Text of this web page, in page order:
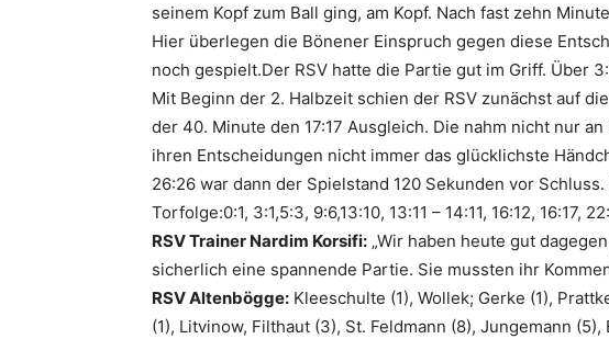
seinem Kopf zum Ball ging, am Kopf. Nach fast zehn
Hier überlegen die Bönener Einspruch gegen diese
noch gespielt.Der RSV hatte die Partie gut im Griff. Über
Mit Beginn der 2. Halbzeit schien der RSV zunächst auf
der 40. Minute den 17:17 Ausgleich. Die nahm nicht nur
ihren Entscheidungen nicht immer das glücklichste
26:26 war dann der Spielstand 120 Sekunden vor
Torfolge:0:1, 3:1,5:3, 9:6,13:10, 13:11 – 14:11, 16:12, 16:17,
RSV Trainer Nardim Korsifi: „Wir haben heute gut
sicherlich eine spannende Partie. Sie mussten ihr
RSV Altenbögge: Kleeschulte (1), Wollek; Gerke (1),
(1), Litvinow, Filthaut (3), St. Feldmann (8), Jungemann (5),